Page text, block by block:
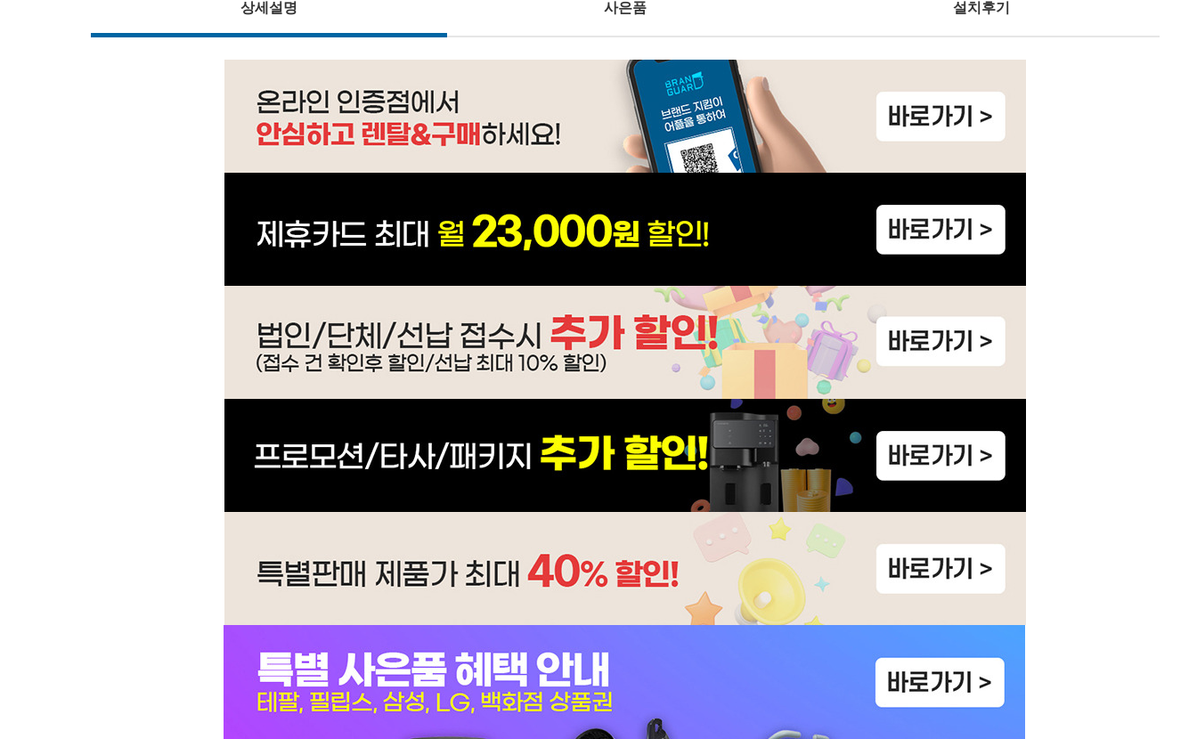
IM-50G604S0 | 59,900 WP-45S90510M | 31,900
WP-4S9P51CM | 33,900 WP-45S90510N | 33,900
WI-36C80620N | 45,900 WI-36C90620N | 45,900
AP-11H5560 | 29,900 AV-06H3050 | 31,900
AP-26H7050 | 20,900 AP-20H7560 | 24,900
BD-35D51 | 13,900 BD-35D50R | 17,900
상세설명 사은품 설치후기